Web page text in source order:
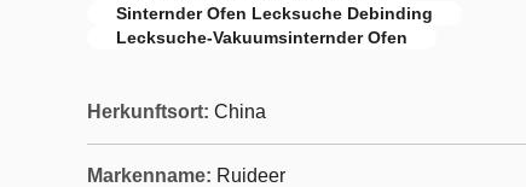
Sinternder Ofen Lecksuche Debinding
Lecksuche-Vakuumsinternder Ofen
Herkunftsort: China
Markenname: Ruideer